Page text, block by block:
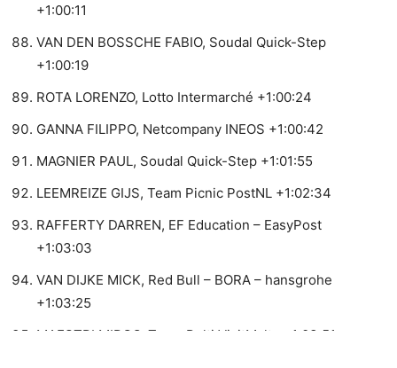
+1:00:11
VAN DEN BOSSCHE FABIO, Soudal Quick-Step
+1:00:19
ROTA LORENZO, Lotto Intermarché +1:00:24
GANNA FILIPPO, Netcompany INEOS +1:00:42
MAGNIER PAUL, Soudal Quick-Step +1:01:55
LEEMREIZE GIJS, Team Picnic PostNL +1:02:34
RAFFERTY DARREN, EF Education – EasyPost
+1:03:03
VAN DIJKE MICK, Red Bull – BORA – hansgrohe
+1:03:25
MAESTRI MIRCO, Team Polti VisitMalta +1:03:51